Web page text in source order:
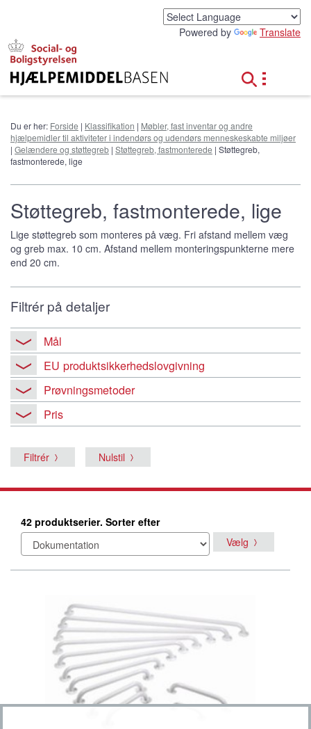
Powered by Translate
Du er her: Forside | Klassifikation | Møbler, fast inventar og andre
hjælpemidler til aktiviteter i indendørs og udendørs menneskeskabte miljøer
| Gelændere og støttegreb | Støttegreb, fastmonterede | Støttegreb,
fastmonterede, lige
Støttegreb, fastmonterede, lige
Lige støttegreb som monteres på væg. Fri afstand mellem væg
og greb max. 10 cm. Afstand mellem monteringspunkterne mere
end 20 cm.
Filtrér på detaljer
Mål
EU produktsikkerhedslovgivning
Prøvningsmetoder
Pris
Filtrér Nulstil
42 produktserier. Sorter efter
Vælg